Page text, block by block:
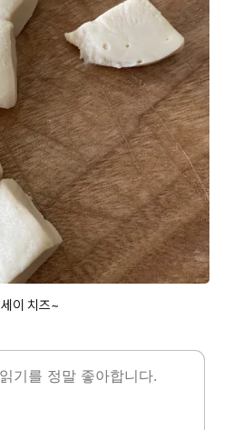
세이 치즈~